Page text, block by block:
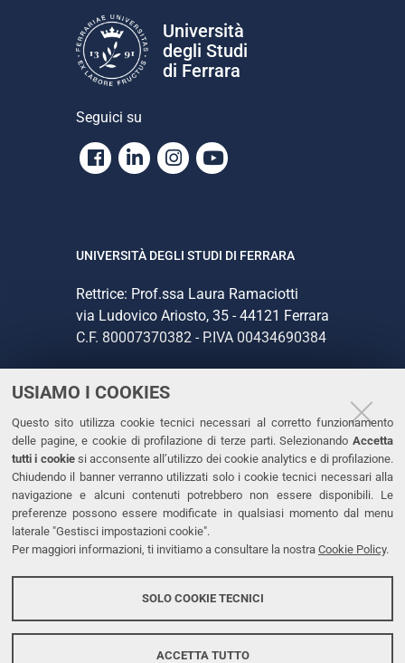
USIAMO I COOKIES
Questo sito utilizza cookie tecnici necessari al corretto funzionamento
delle pagine, e cookie di profilazione di terze parti. Selezionando Accetta
tutti i cookiesi acconsente all’utilizzo dei cookie analytics e di profilazione.
Chiudendo il banner verranno utilizzati solo i cookie tecnici necessari alla
navigazione e alcuni contenuti potrebbero non essere disponibili. Le
preferenze possono essere modificate in qualsiasi momento dal menu
laterale "Gestisci impostazioni cookie".
Per maggiori informazioni, ti invitiamo a consultare la nostra Cookie Policy.
SOLO COOKIE TECNICI
ACCETTA TUTTO
Università
degli Studi
di Ferrara
Seguici su
Facebook
LinkedinInstagram
Youtube
UNIVERSITÀ DEGLI STUDI DI FERRARA
Rettrice: Prof.ssa Laura Ramaciotti
via Ludovico Ariosto, 35 - 44121 Ferrara
C.F. 80007370382 - P.IVA 00434690384
CONTATTI
Tel. +39 0532 293111
Fax. +39 0532 293031
PEC
LINKS
Dichiarazione di accessibilità
Protezione dati personali